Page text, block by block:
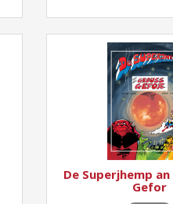
De Superjhemp
Gefor